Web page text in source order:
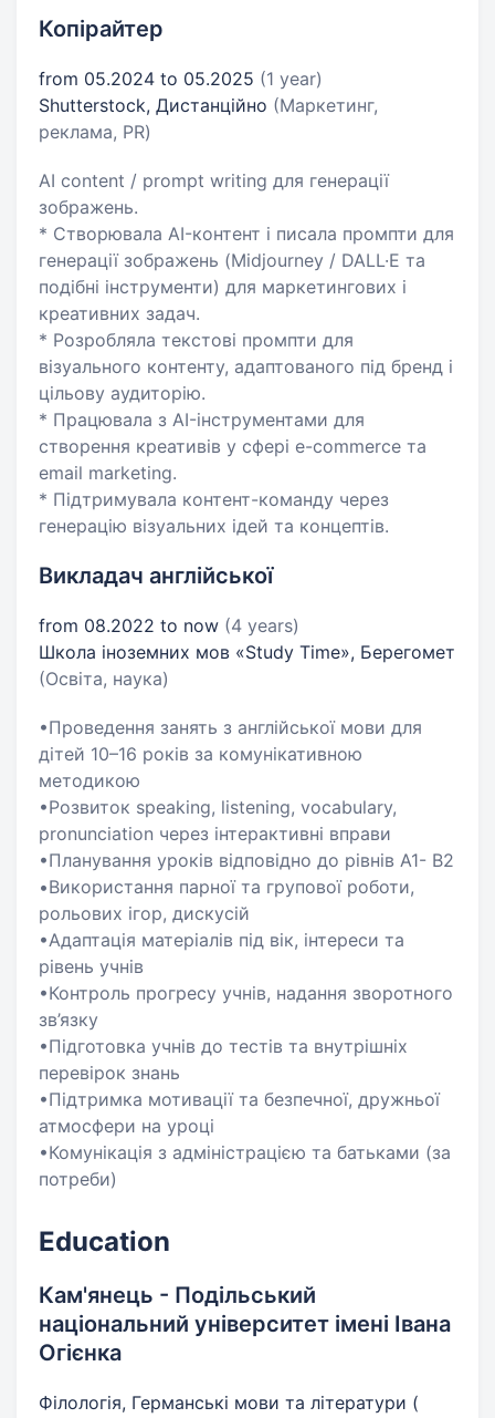
Копірайтер
from 05.2024 to 05.2025 (1 year)
Shutterstock, Дистанційно (Маркетинг,
реклама, PR)
AI content / prompt writing для генерації
зображень.
* Створювала AI-контент і писала промпти для
генерації зображень (Midjourney / DALL·E та
подібні інструменти) для маркетингових і
креативних задач.
* Розробляла текстові промпти для
візуального контенту, адаптованого під бренд і
цільову аудиторію.
* Працювала з AI-інструментами для
створення креативів у сфері e-commerce та
email marketing.
* Підтримувала контент-команду через
генерацію візуальних ідей та концептів.
Викладач англійської
from 08.2022 to now (4 years)
Школа іноземних мов «Study Time», Берегомет
(Освіта, наука)
•Проведення занять з англійської мови для
дітей 10–16 років за комунікативною
методикою
•Розвиток speaking, listening, vocabulary,
pronunciation через інтерактивні вправи
•Планування уроків відповідно до рівнів A1- B2
•Використання парної та групової роботи,
рольових ігор, дискусій
•Адаптація матеріалів під вік, інтереси та
рівень учнів
•Контроль прогресу учнів, надання зворотного
зв’язку
•Підготовка учнів до тестів та внутрішніх
перевірок знань
•Підтримка мотивації та безпечної, дружньої
атмосфери на уроці
•Комунікація з адміністрацією та батьками (за
потреби)
Education
Кам'янець - Подільський
національний університет імені Івана
Огієнка
Філологія, Германські мови та літератури (